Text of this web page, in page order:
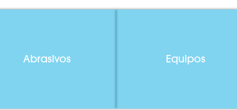
Abrasivos Equipos